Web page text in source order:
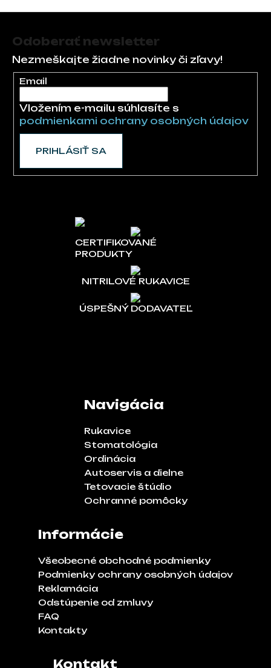
Odoberať newsletter
Nezmeškajte žiadne novinky či zľavy!
Email
Vložením e-mailu súhlasíte s
podmienkami ochrany osobných údajov
PRIHLÁSIŤ SA
CERTIFIKOVANÉ
PRODUKTY
NITRILOVÉ RUKAVICE
ÚSPEŠNÝ DODAVATEĽ
Navigácia
Rukavice
Stomatológia
Ordinácia
Autoservis a dielne
Tetovacie štúdio
Ochranné pomôcky
Informácie
Všeobecné obchodné podmienky
Podmienky ochrany osobných údajov
Reklamácia
Odstúpenie od zmluvy
FAQ
Kontakty
Kontakt